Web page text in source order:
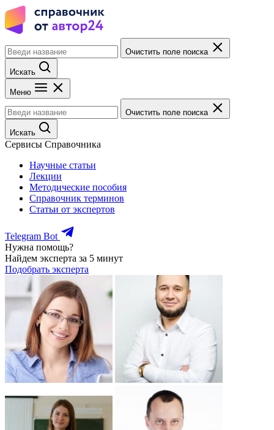
Очистить поле поиска
Искать
Меню
Очистить поле поиска
Искать
Сервисы Справочника
Научные статьи
Лекции
Методические пособия
Справочник терминов
Статьи от экспертов
Telegram Bot
Нужна помощь?
Найдем эксперта за 5 минут
Подобрать эксперта